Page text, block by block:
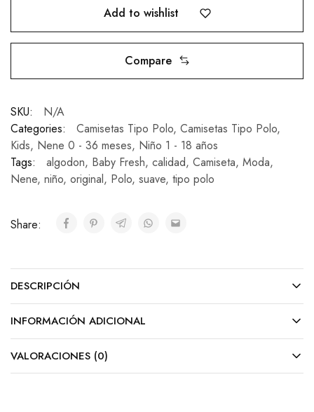
Add to wishlist
Compare
SKU:
N/A
Categories:
Camisetas Tipo Polo, Camisetas Tipo Polo,
Kids, Nene 0 - 36 meses, Niño 1 - 18 años
Tags:
algodon, Baby Fresh, calidad, Camiseta, Moda,
Nene, niño, original, Polo, suave, tipo polo
Share:
DESCRIPCIÓN
INFORMACIÓN ADICIONAL
VALORACIONES (0)